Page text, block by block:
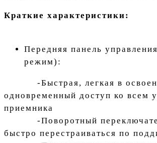
Краткие характеристики:
Передняя панель
режим):
-Быстрая, легкая в
одновременный доступ ко всем
приемника
-Поворотный
быстро перестраиваться по